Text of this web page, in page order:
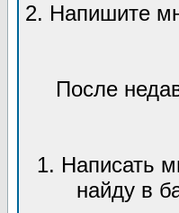
2. Напишите
После
1. Написать
найду в